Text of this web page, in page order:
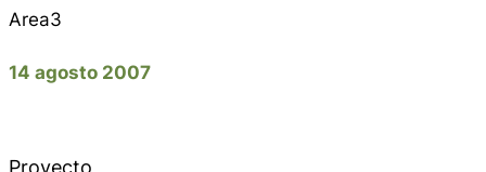
Area3
14 agosto 2007
Proyecto